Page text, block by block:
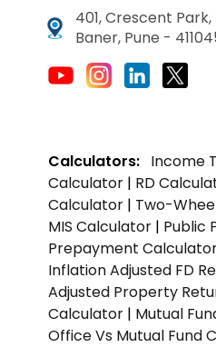
401, Crescent
Baner, Pune -
Calculators: Income
Calculator | RD
Calculator | Two-
MIS Calculator | Public
Prepayment
Inflation Adjusted FD
Adjusted Property
Calculator | Mutual
Office Vs Mutual Fund